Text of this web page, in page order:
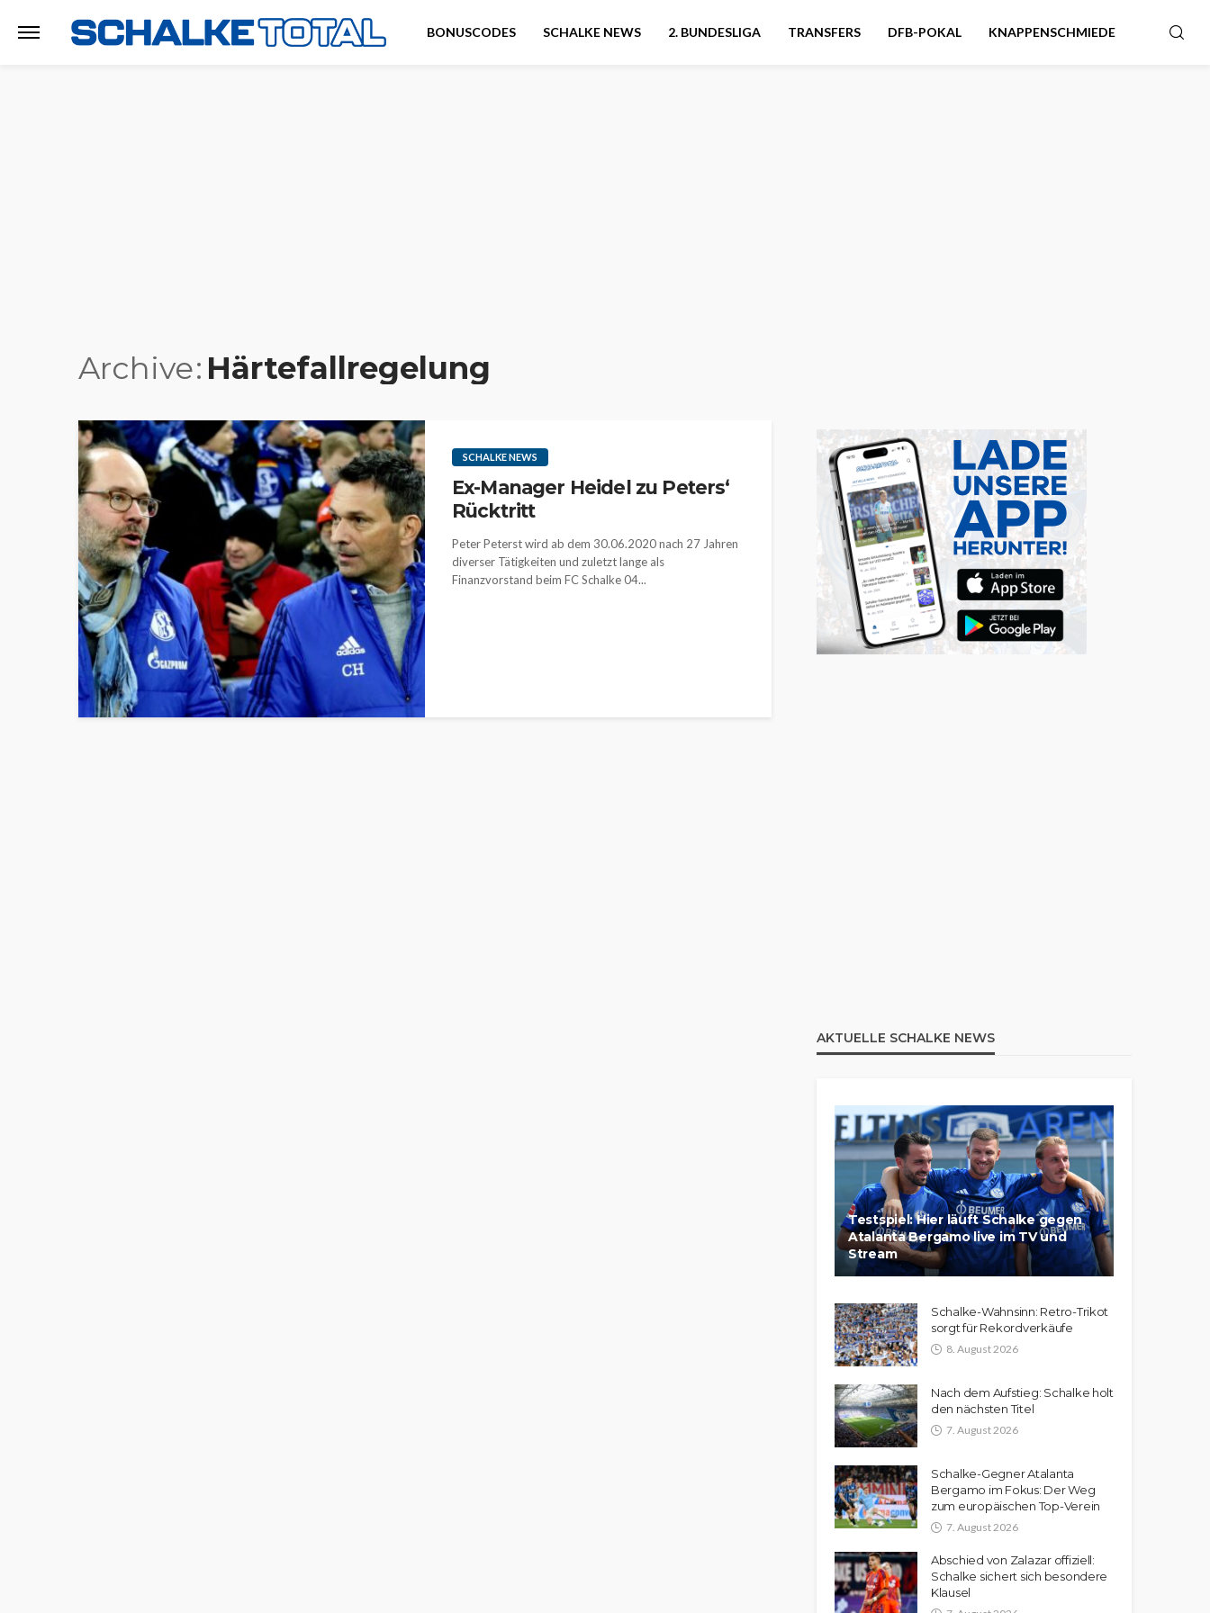
BONUSCODES SCHALKE NEWS 2. BUNDESLIGA TRANSFERS DFB-POKAL KNAPPENSCHMIEDE
Archive Härtefallregelung
SCHALKE NEWS
Ex-Manager Heidel zu Peters‘
Rücktritt
Peter Peterst wird ab dem 30.06.2020 nach 27 Jahren
diverser Tätigkeiten und zuletzt lange als
Finanzvorstand beim FC Schalke 04...
AKTUELLE SCHALKE NEWS
Testspiel: Hier läuft Schalke gegen
Atalanta Bergamo live im TV und
Stream
Schalke-Wahnsinn: Retro-Trikot
sorgt für Rekordverkäufe
8. August 2026
Nach dem Aufstieg: Schalke holt
den nächsten Titel
7. August 2026
Schalke-Gegner Atalanta
Bergamo im Fokus: Der Weg
zum europäischen Top-Verein
7. August 2026
Abschied von Zalazar offiziell:
Schalke sichert sich besondere
Klausel